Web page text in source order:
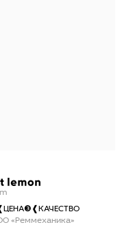
«Реммеханика»